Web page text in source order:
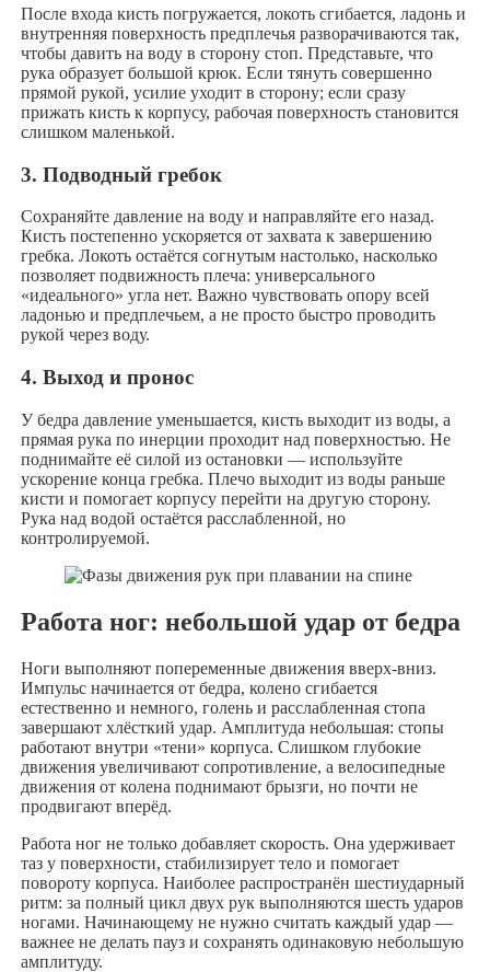
После входа кисть погружается, локоть сгибается, ладонь и
внутренняя поверхность предплечья разворачиваются так,
чтобы давить на воду в сторону стоп. Представьте, что
рука образует большой крюк. Если тянуть совершенно
прямой рукой, усилие уходит в сторону; если сразу
прижать кисть к корпусу, рабочая поверхность становится
слишком маленькой.
3. Подводный гребок
Сохраняйте давление на воду и направляйте его назад.
Кисть постепенно ускоряется от захвата к завершению
гребка. Локоть остаётся согнутым настолько, насколько
позволяет подвижность плеча: универсального
«идеального» угла нет. Важно чувствовать опору всей
ладонью и предплечьем, а не просто быстро проводить
рукой через воду.
4. Выход и пронос
У бедра давление уменьшается, кисть выходит из воды, а
прямая рука по инерции проходит над поверхностью. Не
поднимайте её силой из остановки — используйте
ускорение конца гребка. Плечо выходит из воды раньше
кисти и помогает корпусу перейти на другую сторону.
Рука над водой остаётся расслабленной, но
контролируемой.
Работа ног: небольшой удар от бедра
Ноги выполняют попеременные движения вверх-вниз.
Импульс начинается от бедра, колено сгибается
естественно и немного, голень и расслабленная стопа
завершают хлёсткий удар. Амплитуда небольшая: стопы
работают внутри «тени» корпуса. Слишком глубокие
движения увеличивают сопротивление, а велосипедные
движения от колена поднимают брызги, но почти не
продвигают вперёд.
Работа ног не только добавляет скорость. Она удерживает
таз у поверхности, стабилизирует тело и помогает
повороту корпуса. Наиболее распространён шестиударный
ритм: за полный цикл двух рук выполняются шесть ударов
ногами. Начинающему не нужно считать каждый удар —
важнее не делать пауз и сохранять одинаковую небольшую
амплитуду.